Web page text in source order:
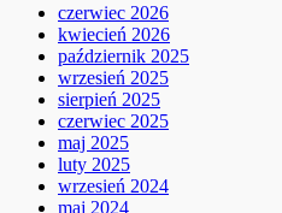
czerwiec 2026
kwiecień 2026
październik 2025
wrzesień 2025
sierpień 2025
czerwiec 2025
maj 2025
luty 2025
wrzesień 2024
maj 2024